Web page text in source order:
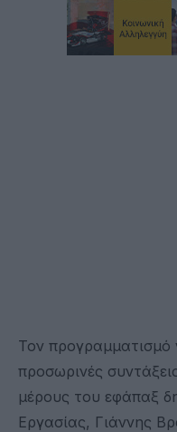
Τον προγραμματισμό
προσωρινές
μέρους του εφάπαξ
Εργασίας, Γιάννης